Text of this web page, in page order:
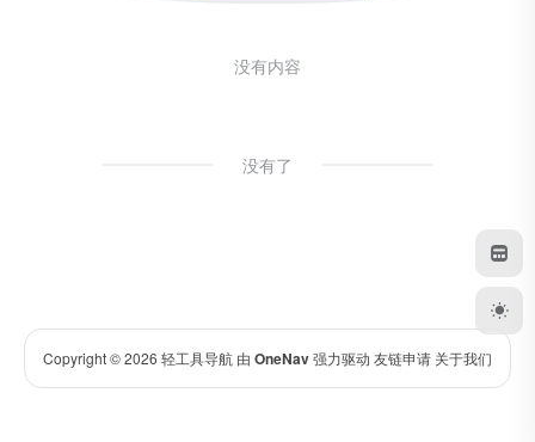
没有内容
没有了
Copyright © 2026 轻工具导航 由 OneNav强力驱动 友链申请 关于我们